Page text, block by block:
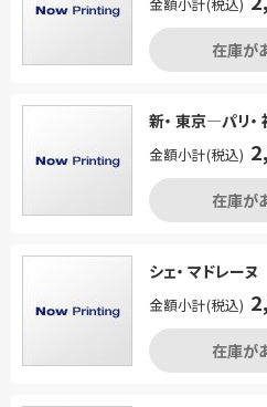
在庫が
新・ 東京―パリ
金額小計(税込)
在庫が
シェ・ マドレー
金額小計(税込)
在庫が